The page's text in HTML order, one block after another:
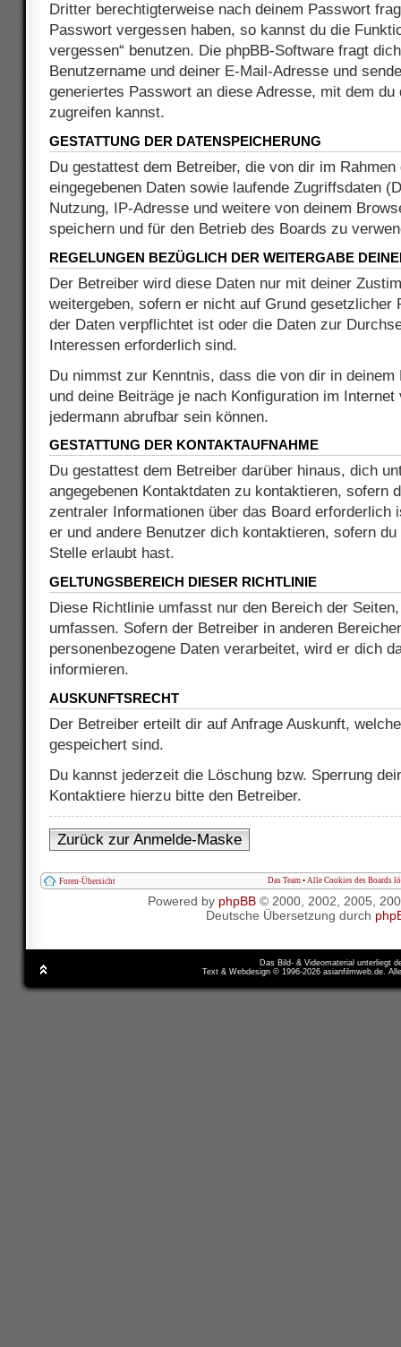
Dritter berechtigterweise nach deinem Passwort
Passwort vergessen haben, so kannst du die
vergessen“ benutzen. Die phpBB-Software fragt
Benutzername und deiner E-Mail-Adresse und
generiertes Passwort an diese Adresse, mit dem du
zugreifen kannst.
GESTATTUNG DER DATENSPEICHERUNG
Du gestattest dem Betreiber, die von dir im
eingegebenen Daten sowie laufende Zugriffsdaten
Nutzung, IP-Adresse und weitere von deinem
speichern und für den Betrieb des Boards zu
REGELUNGEN BEZÜGLICH DER WEITERGABE
Der Betreiber wird diese Daten nur mit deiner
weitergeben, sofern er nicht auf Grund gesetzlicher
der Daten verpflichtet ist oder die Daten zur
Interessen erforderlich sind.
Du nimmst zur Kenntnis, dass die von dir in deinem
und deine Beiträge je nach Konfiguration im Internet
jedermann abrufbar sein können.
GESTATTUNG DER KONTAKTAUFNAHME
Du gestattest dem Betreiber darüber hinaus, dich
angegebenen Kontaktdaten zu kontaktieren, sofern
zentraler Informationen über das Board erforderlich
er und andere Benutzer dich kontaktieren, sofern
Stelle erlaubt hast.
GELTUNGSBEREICH DIESER RICHTLINIE
Diese Richtlinie umfasst nur den Bereich der
umfassen. Sofern der Betreiber in anderen
personenbezogene Daten verarbeitet, wird er dich
informieren.
AUSKUNFTSRECHT
Der Betreiber erteilt dir auf Anfrage Auskunft,
gespeichert sind.
Du kannst jederzeit die Löschung bzw. Sperrung
Kontaktiere hierzu bitte den Betreiber.
Zurück zur Anmelde-Maske
Foren-Übersicht Das Team • Alle Cookies des Boards
Powered by phpBB© 2000, 2002, 2005,
Deutsche Übersetzung durch
Das Bild- & Videomaterial unterliegt
Text & Webdesign © 1996-2026 asianfilmweb.de.